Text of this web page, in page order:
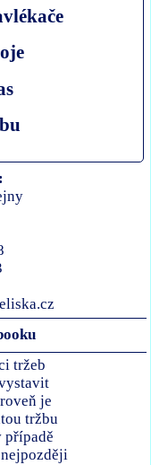
tržeb
je
tržbu
případě